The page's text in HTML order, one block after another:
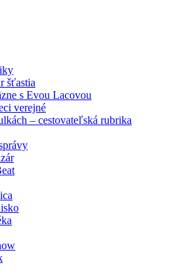
šťastia
s Evou Lacovou
verejné
– cestovateľská rubrika